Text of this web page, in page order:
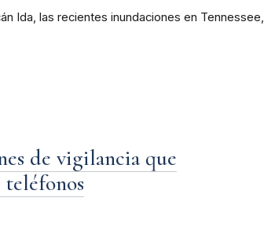
Ida, las recientes inundaciones en Tennessee,
de vigilancia que